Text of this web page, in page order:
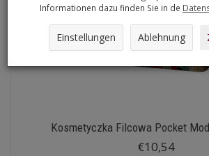
Kosmetyczka Filcowa Pocket
€10,54
Informationen dazu finden Sie in de
Einstellungen Ablehnung